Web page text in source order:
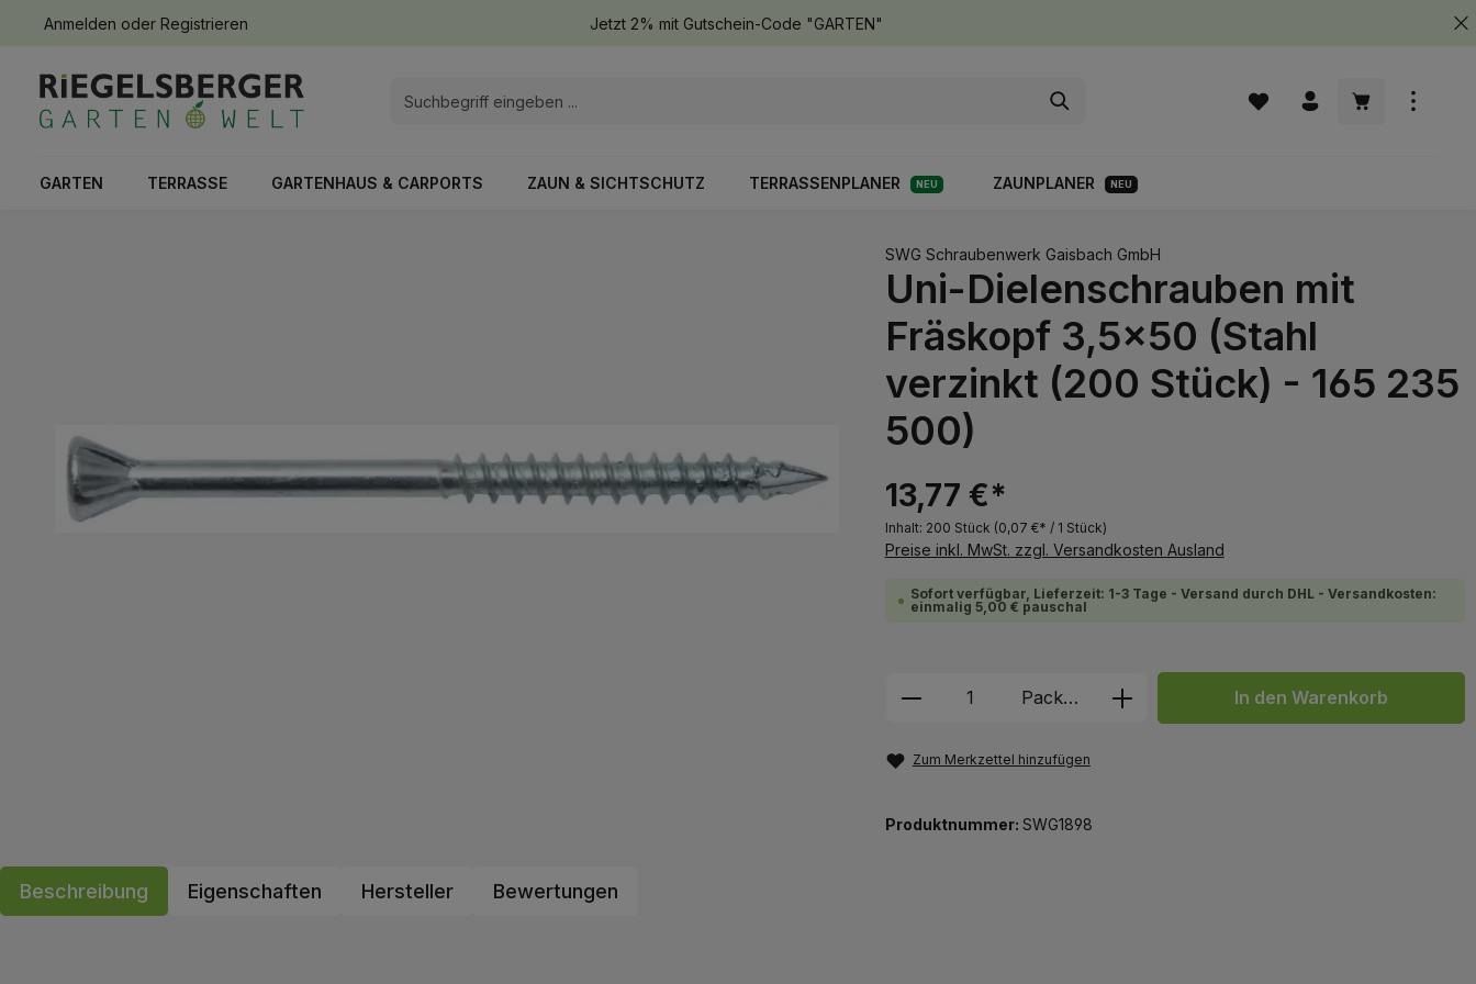
Zur Hauptnavigation springen
Anmelden oder Registrieren Jetzt 2% mit Gutschein-Code "GARTEN"
Warenkorb
GARTEN TERRASSE GARTENHAUS & CARPORTS ZAUN & SICHTSCHUTZ TERRASSENPLANER NEU ZAUNPLANER NEU
SWG Schraubenwerk Gaisbach GmbH
Uni-Dielenschrauben mit
Fräskopf 3,5x50 (Stahl
verzinkt (200 Stück) - 165 235
500)
13,77 €*
Inhalt: 200 Stück (0,07 €* / 1 Stück)
Preise inkl. MwSt. zzgl. Versandkosten Ausland
Sofort verfügbar, Lieferzeit: 1-3 Tage - Versand durch DHL - Versandkosten:
einmalig 5,00 € pauschal
Produkt Anzahl: Gib den gewünschten Wert
Packung In den Warenkorb
Zum Merkzettel hinzufügen
Produktnummer: SWG1898
Beschreibung Eigenschaften Hersteller Bewertungen